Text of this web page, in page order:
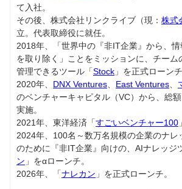
て入社。
その後、株式会社リンクライブ（現： 株式
立。代表取締役に就任。
2018年、「世界中の『非IT企業』から、
を取り除く」ことをミッションに、チーム
管理できるツール「Stock 」を正式ローンチ
2020年、 DNX Ventures East Ventures
のベンチャーキャピタル（VC）から、総
実施。
2021年、東洋経済「すごいベンチャー100
2024年、100名～数万名規模の企業のナレ
のために『非IT企業』向けの、AIナレッジ
ン 」をαローンチ。
2026年、「ナレカン 」を正式ローンチ。